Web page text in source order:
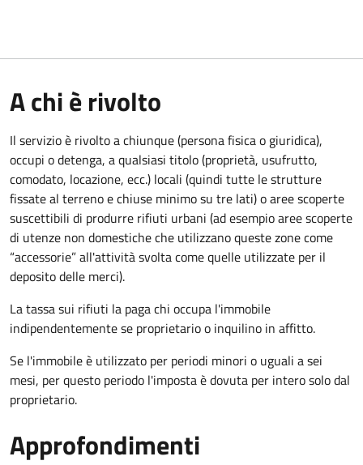
A chi è rivolto
Il servizio è rivolto a chiunque (persona fisica o giuridica),
occupi o detenga, a qualsiasi titolo (proprietà, usufrutto,
comodato, locazione, ecc.) locali (quindi tutte le strutture
fissate al terreno e chiuse minimo su tre lati) o aree scoperte
suscettibili di produrre rifiuti urbani (ad esempio aree scoperte
di utenze non domestiche che utilizzano queste zone come
“accessorie” all'attività svolta come quelle utilizzate per il
deposito delle merci).
La tassa sui rifiuti la paga chi occupa l'immobile
indipendentemente se proprietario o inquilino in affitto.
Se l'immobile è utilizzato per periodi minori o uguali a sei
mesi, per questo periodo l'imposta è dovuta per intero solo dal
proprietario.
Approfondimenti